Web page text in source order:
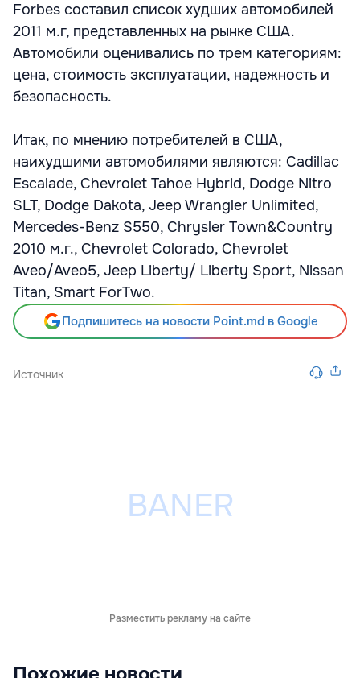
Forbes составил список худших автомобилей
2011 м.г, представленных на рынке США.
Автомобили оценивались по трем категориям:
цена, стоимость эксплуатации, надежность и
безопасность.
Итак, по мнению потребителей в США,
наихудшими автомобилями являются: Cadillac
Escalade, Chevrolet Tahoe Hybrid, Dodge Nitro
SLT, Dodge Dakota, Jeep Wrangler Unlimited,
Mercedes-Benz S550, Chrysler Town&Country
2010 м.г., Chevrolet Colorado, Chevrolet
Aveo/Aveo5, Jeep Liberty/ Liberty Sport, Nissan
Titan, Smart ForTwo.
Подпишитесь на новости Point.md в Google
Источник
Разместить рекламу на сайте